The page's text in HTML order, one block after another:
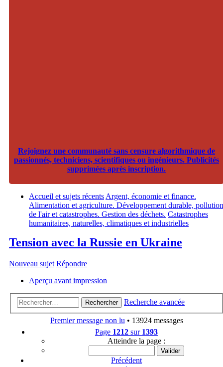
Rejoignez une communauté sans censure algorithmique de
passionnés, techniciens, scientifiques ou ingénieurs. Publicités
supprimées après inscription.
Accueil et sujets récentsArgent, économie et finance.
Alimentation et agriculture. Développement durable, pollution
de l'air et catastrophes. Gestion des déchets. Catastrophes
humanitaires, naturelles, climatiques et industrielles
Tension avec la Russie en Ukraine
Nouveau sujet Répondre
Aperçu avant impression
Rechercher Recherche avancée
Premier message non lu • 13924 messages
Page 1212 sur 1393
Atteindre la page :
Précédent